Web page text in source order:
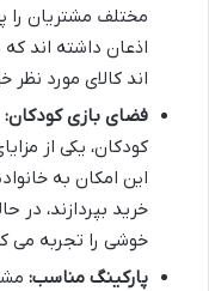
مختلف مشتریان را
اذعان داشته اند
اند کالای مورد نظر
فضای بازی کودکان:
کودکان، یکی از
این امکان به
خرید بپردازند، در
خوشی را تجربه می
پارکینگ مناسب: